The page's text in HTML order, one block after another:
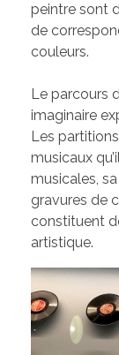
peintre sont
de
couleurs.
Le parcours
imaginaire
Les
musicaux
musicales,
gravures de
constituent
artistique.